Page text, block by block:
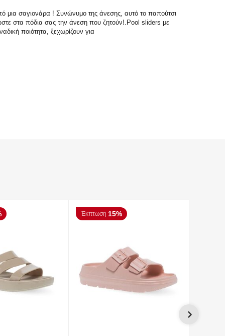
μια σαγιονάρα ! Συνώνυμο της άνεσης, αυτό το παπούτσι
στα πόδια σας την άνεση που ζητούν!.Pool sliders με
ποιότητα, ξεχωρίζουν για
Έκπτωση 15%